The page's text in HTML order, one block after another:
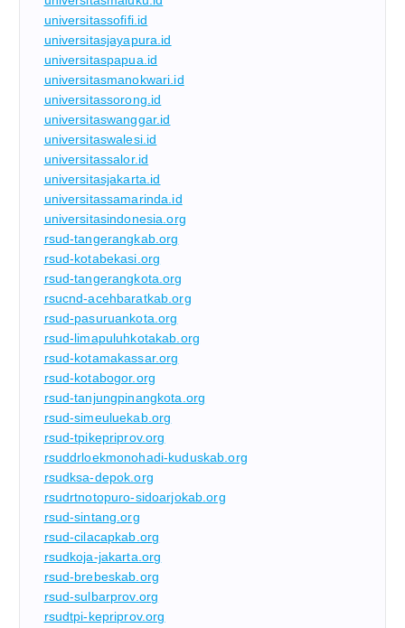
universitassofifi.id
universitasjayapura.id
universitaspapua.id
universitasmanokwari.id
universitassorong.id
universitaswanggar.id
universitaswalesi.id
universitassalor.id
universitasjakarta.id
universitassamarinda.id
universitasindonesia.org
rsud-tangerangkab.org
rsud-kotabekasi.org
rsud-tangerangkota.org
rsucnd-acehbaratkab.org
rsud-pasuruankota.org
rsud-limapuluhkotakab.org
rsud-kotamakassar.org
rsud-kotabogor.org
rsud-tanjungpinangkota.org
rsud-simeuluekab.org
rsud-tpikepriprov.org
rsuddrloekmonohadi-kuduskab.org
rsudksa-depok.org
rsudrtnotopuro-sidoarjokab.org
rsud-sintang.org
rsud-cilacapkab.org
rsudkoja-jakarta.org
rsud-brebeskab.org
rsud-sulbarprov.org
rsudtpi-kepriprov.org